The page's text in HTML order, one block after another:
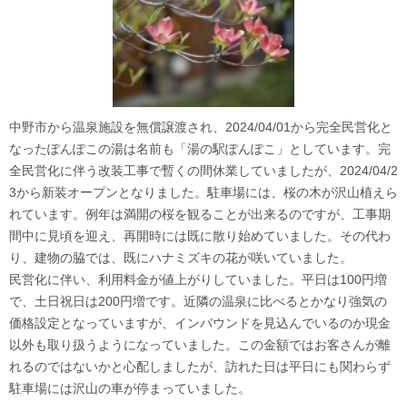
中野市から温泉施設を無償譲渡され、2024/04/01から完全民営化と
なったぽんぽこの湯は名前も「湯の駅ぽんぽこ」としています。完
全民営化に伴う改装工事で暫くの間休業していましたが、2024/04/2
3から新装オープンとなりました。駐車場には、桜の木が沢山植えら
れています。例年は満開の桜を観ることが出来るのですが、工事期
間中に見頃を迎え、再開時には既に散り始めていました。その代わ
り、建物の脇では、既にハナミズキの花が咲いていました。
民営化に伴い、利用料金が値上がりしていました。平日は100円増
で、土日祝日は200円増です。近隣の温泉に比べるとかなり強気の
価格設定となっていますが、インバウンドを見込んでいるのか現金
以外も取り扱うようになっていました。この金額ではお客さんが離
れるのではないかと心配しましたが、訪れた日は平日にも関わらず
駐車場には沢山の車が停まっていました。